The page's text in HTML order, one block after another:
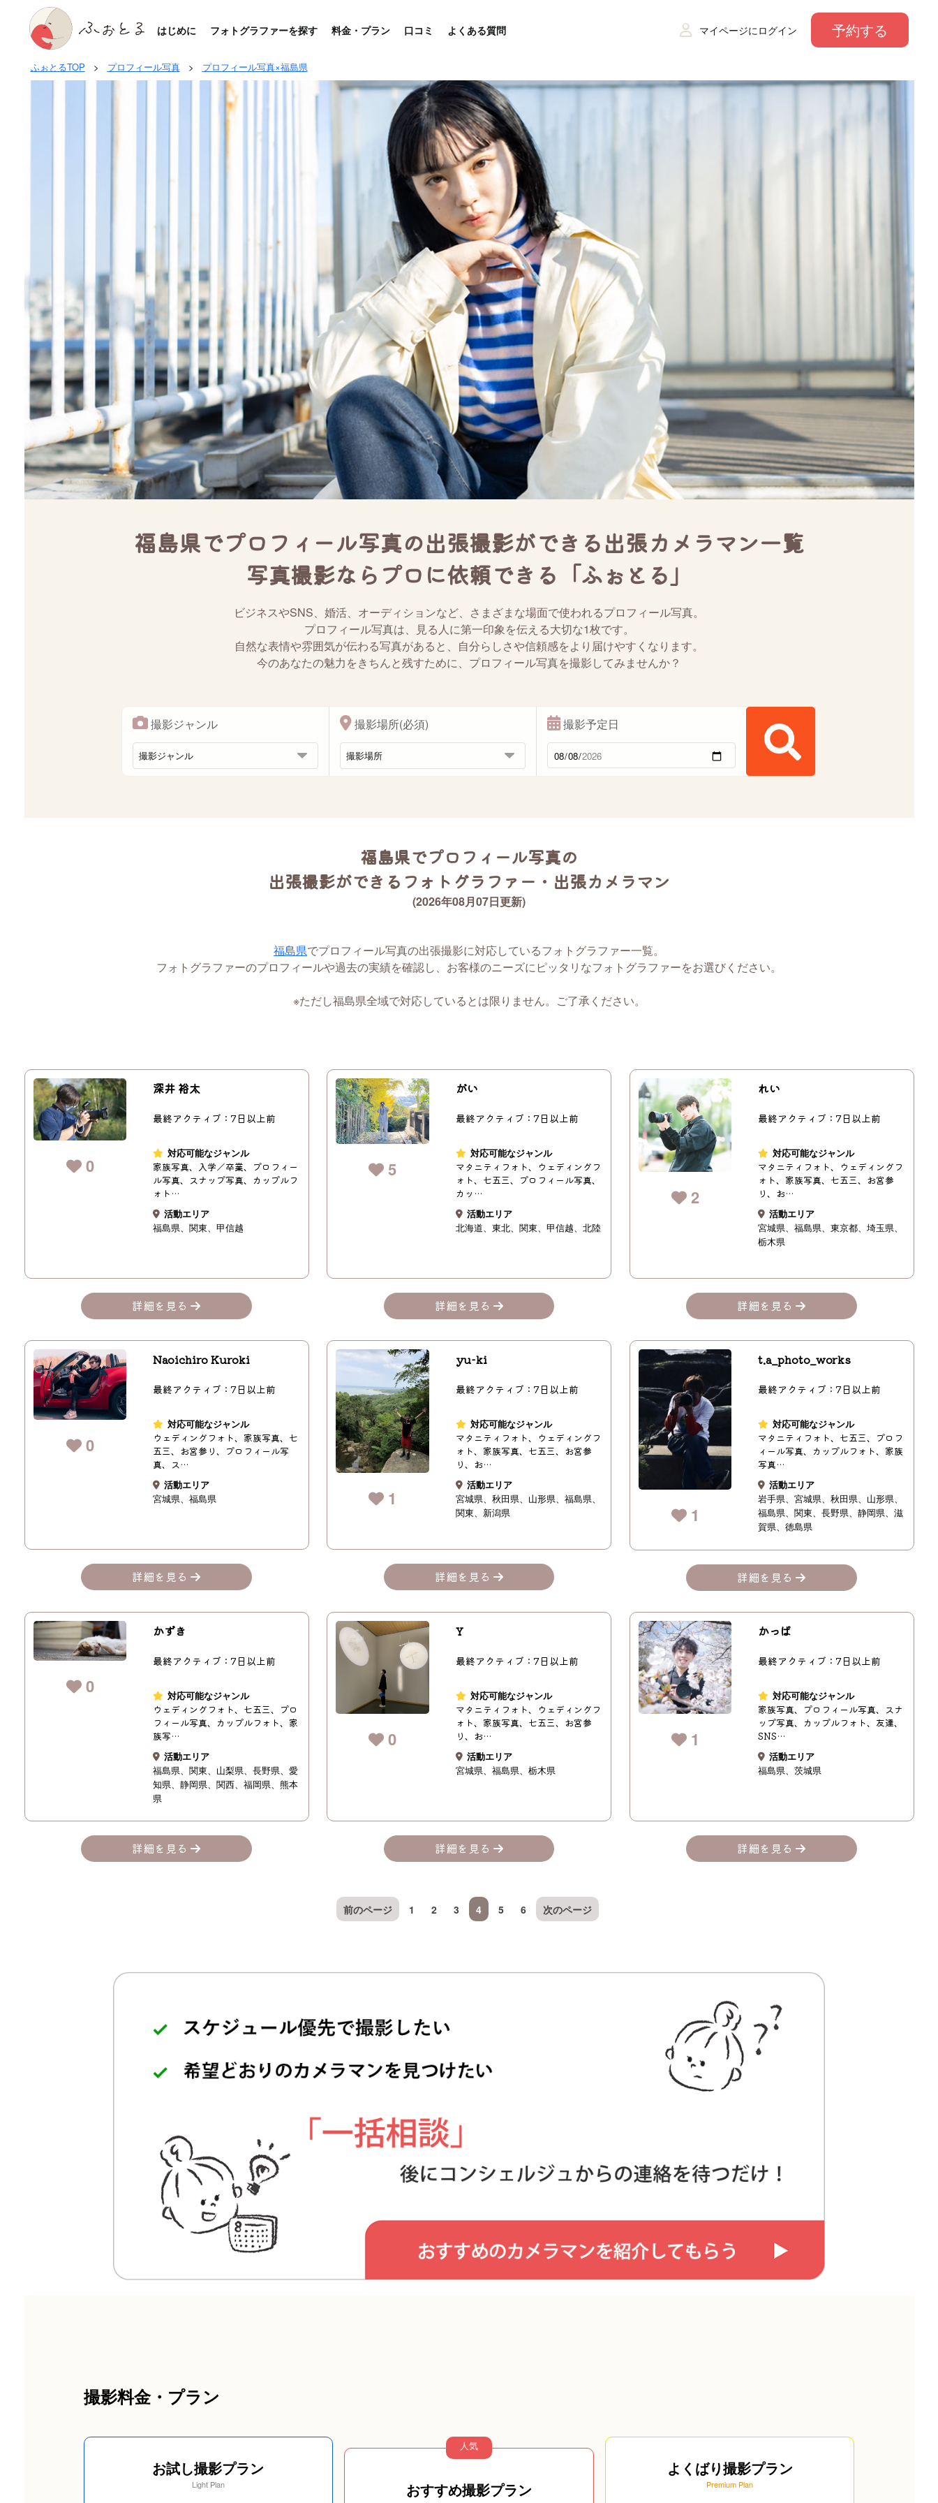
はじめに フォトグラファーを探す 料金・プラン 口コミ よくある質問 マイページにログイン 予約する
ふぉとるTOP > プロフィール写真> プロフィール写真×福島県
福島県でプロフィール写真の出張撮影ができる出張カメラマン一覧
写真撮影ならプロに依頼できる「ふぉとる」
ビジネスやSNS、婚活、オーディションなど、さまざまな場面で使われるプロフィール写真。
プロフィール写真は、見る人に第一印象を伝える大切な1枚です。
自然な表情や雰囲気が伝わる写真があると、自分らしさや信頼感をより届けやすくなります。
今のあなたの魅力をきちんと残すために、プロフィール写真を撮影してみませんか？
撮影ジャンル 撮影場所(必須) 撮影予定日
福島県でプロフィール写真の
出張撮影ができるフォトグラファー・出張カメラマン
(2026年08月07日更新)
福島県でプロフィール写真の出張撮影に対応しているフォトグラファー一覧。
フォトグラファーのプロフィールや過去の実績を確認し、お客様のニーズにピッタリなフォトグラファーをお選びください。
※ただし福島県全域で対応しているとは限りません。ご了承ください。
0
深井 裕太
最終アクティブ：7日以上前
対応可能なジャンル
家族写真、入学／卒業、プロフィー
ル写真、スナップ写真、カップルフ
ォト…
活動エリア
福島県
関東 甲信越
詳細を見る
5
がい
最終アクティブ：7日以上前
対応可能なジャンル
マタニティフォト、ウェディングフ
ォト、七五三、プロフィール写真、
カッ…
活動エリア
北海道
東北 関東 甲信越 北陸
詳細を見る
2
れい
最終アクティブ：7日以上前
対応可能なジャンル
マタニティフォト、ウェディングフ
ォト、家族写真、七五三、お宮参
り、お…
活動エリア
宮城県
福島県 東京都
埼玉県
栃木県
詳細を見る
0
Naoichiro Kuroki
最終アクティブ：7日以上前
対応可能なジャンル
ウェディングフォト、家族写真、七
五三、お宮参り、プロフィール写
真、ス…
活動エリア
宮城県
福島県
詳細を見る
1
yu-ki
最終アクティブ：7日以上前
対応可能なジャンル
マタニティフォト、ウェディングフ
ォト、家族写真、七五三、お宮参
り、お…
活動エリア
宮城県
秋田県 山形県
福島県
関東
新潟県
詳細を見る
1
t.a_photo_works
最終アクティブ：7日以上前
対応可能なジャンル
マタニティフォト、七五三、プロフ
ィール写真、カップルフォト、家族
写真…
活動エリア
岩手県
宮城県 秋田県
山形県
福島県
関東 長野県 静岡県
滋
賀県
徳島県
詳細を見る
0
かずき
最終アクティブ：7日以上前
対応可能なジャンル
ウェディングフォト、七五三、プロ
フィール写真、カップルフォト、家
族写…
活動エリア
福島県
関東 山梨県 長野県
愛
知県
静岡県 関西 福岡県
熊本
県
詳細を見る
0
Y
最終アクティブ：7日以上前
対応可能なジャンル
マタニティフォト、ウェディングフ
ォト、家族写真、七五三、お宮参
り、お…
活動エリア
宮城県
福島県 栃木県
詳細を見る
1
かっぱ
最終アクティブ：7日以上前
対応可能なジャンル
家族写真、プロフィール写真、スナ
ップ写真、カップルフォト、友達、
SNS…
活動エリア
福島県
茨城県
詳細を見る
前のページ 1 2 3 4 5 6 次のページ
撮影料金・プラン
お試し撮影プラン
Light Plan
人気
おすすめ撮影プラン
よくばり撮影プラン
Premium Plan